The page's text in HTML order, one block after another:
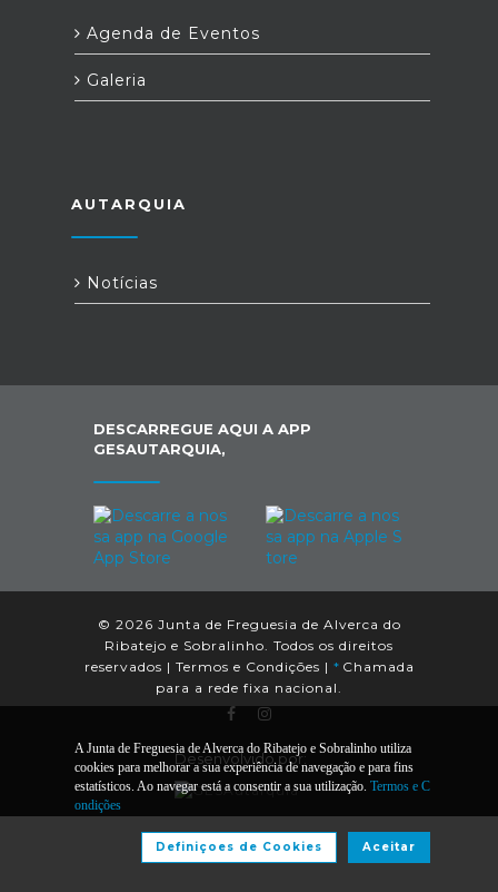
Agenda de Eventos
Galeria
AUTARQUIA
Notícias
DESCARREGUE AQUI A APP
GESAUTARQUIA,
© 2026 Junta de Freguesia de Alverca do
Ribatejo e Sobralinho. Todos os direitos
reservados | Termos e Condições | * Chamada
para a rede fixa nacional.
Desenvolvido por:
A Junta de Freguesia de Alverca do Ribatejo e Sobralinho utiliza
cookies para melhorar a sua experiência de navegação e para fins
estatísticos. Ao navegar está a consentir a sua utilização. Termos e C
ondições
Aceitar
Definiçoes de Cookies